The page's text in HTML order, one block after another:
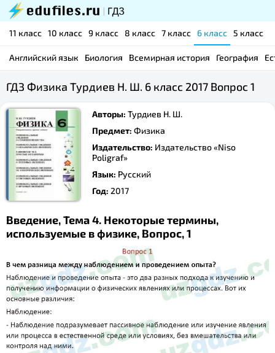
11 класс 10 класс 9 класс 8 класс 7 класс 6 класс 5 класс
Английский язык Биология Всемирная история География
ГДЗ Физика Турдиев Н. Ш. 6 класс 2017 Вопрос 1
Авторы: Турдиев Н. Ш.
Предмет: Физика
Издательство: Издательство «Niso
Poligraf»
Язык: Русский
Год: 2017
Введение, Тема 4. Некоторые термины,
используемые в физике, Вопрос, 1